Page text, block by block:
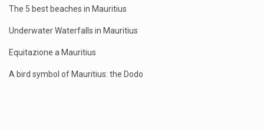
The 5 best beaches in Mauritius
Underwater Waterfalls in Mauritius
Equitazione a Mauritius
A bird symbol of Mauritius: the Dodo